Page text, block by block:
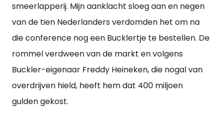
smeerlapperij. Mijn aanklacht sloeg aan en negen
van de tien Nederlanders verdomden het om na
die conference nog een Bucklertje te bestellen. De
rommel verdween van de markt en volgens
Buckler-eigenaar Freddy Heineken, die nogal van
overdrijven hield, heeft hem dat 400 miljoen
gulden gekost.